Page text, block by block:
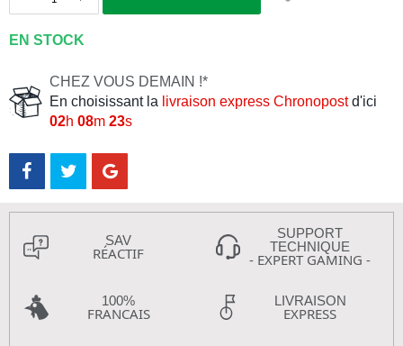
EN STOCK
CHEZ VOUS DEMAIN !*
En choisissant la livraison express Chronopostd'ici
02h 08m 22s
SAV
RÉACTIF
SUPPORT
TECHNIQUE
- EXPERT GAMING -
100%
FRANCAIS
LIVRAISON
EXPRESS